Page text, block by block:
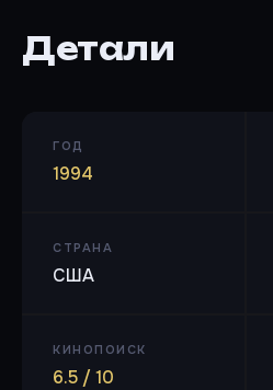
Детали
ГОД
1994
СТРАНА
США
КИНОПОИСК
6.5 / 10